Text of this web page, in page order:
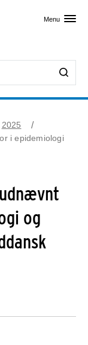
Menu
2025
i epidemiologi
og